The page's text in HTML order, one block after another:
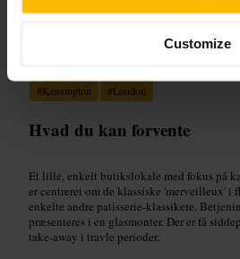
Customize
#Kensington #London
Hvad du kan forvente
Et lille, enkelt butikslokale med fokus på
er centreret om de klassiske 'merveilleux' i
enkelte andre patisserie-klassikere.
præsenteres i en glasmonter. Der er få
take-away i travle perioder.